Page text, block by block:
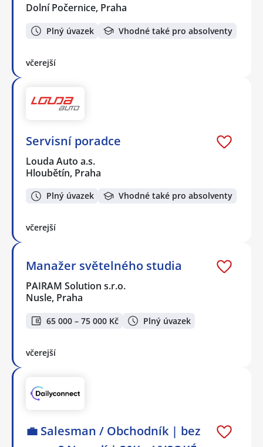
Dolní Počernice, Praha
Plný úvazek Vhodné také pro absolventy
včerejší
Servisní poradce
Louda Auto a.s.
Hloubětín, Praha
Plný úvazek Vhodné také pro absolventy
včerejší
Manažer světelného studia
PAIRAM Solution s.r.o.
Nusle, Praha
65 000 – 75 000 Kč Plný úvazek
včerejší
💼 Salesman / Obchodník | bez